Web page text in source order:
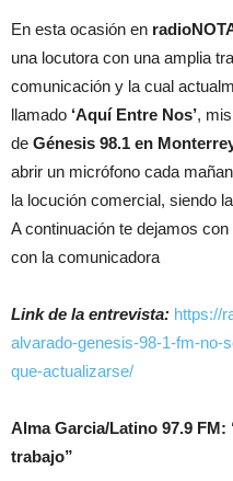
En esta ocasión en
una locutora con una amplia
comunicación y la cual
llamado ‘Aquí Entre Nos’,
de Génesis 98.1 en
abrir un micrófono cada
la locución comercial, siendo
A continuación te dejamos
con la comunicadora
Link de la entrevista: https://
alvarado-genesis-98-1-fm-no-
que-actualizarse/
Alma Garcia/Latino 97.9
trabajo”